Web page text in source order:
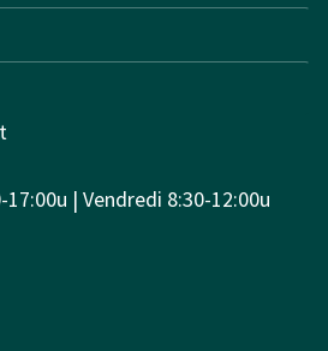
| Vendredi 8:30-12:00u